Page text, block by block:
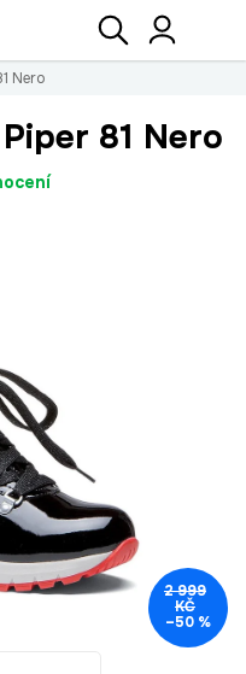
Hledat
Nero
81 Nero
2 999
KČ
–50 %